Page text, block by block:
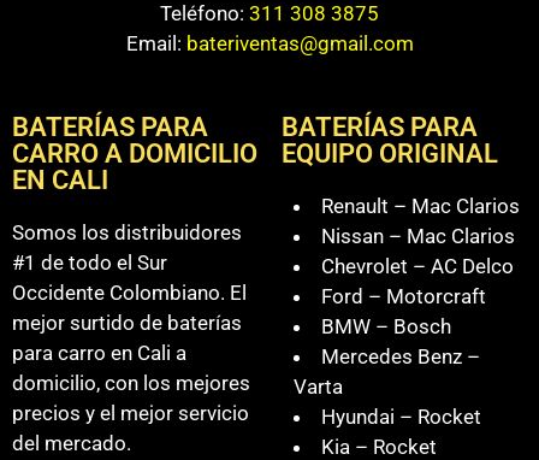
Teléfono: 311 308 3875
Email: bateriventas@gmail.com
BATERÍAS PARA
CARRO A DOMICILIO
EN CALI
Somos los distribuidores
#1 de todo el Sur
Occidente Colombiano. El
mejor surtido de baterías
para carro en Cali a
domicilio, con los mejores
precios y el mejor servicio
del mercado.
BATERÍAS PARA
EQUIPO ORIGINAL
Renault – Mac Clarios
Nissan – Mac Clarios
Chevrolet – AC Delco
Ford – Motorcraft
BMW – Bosch
Mercedes Benz –
Varta
Hyundai – Rocket
Kia – Rocket